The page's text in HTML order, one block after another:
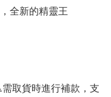
全新的精靈王
取貨時進行補款，支